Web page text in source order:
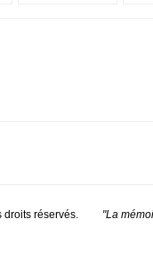
droits réservés. "La